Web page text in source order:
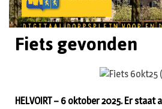
Fiets gevonden
HELVOIRT – 6 oktober 2025. Er staat